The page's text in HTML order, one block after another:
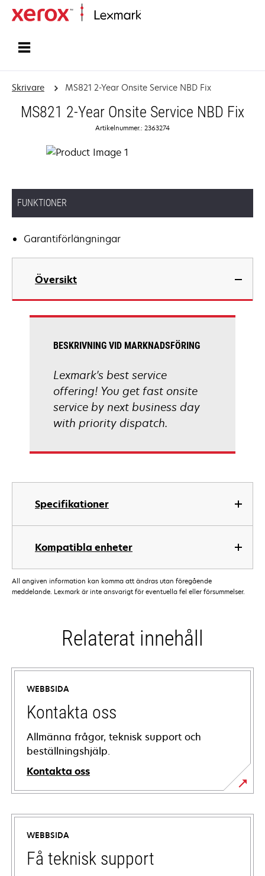
Skrivare MS821 2-Year Onsite Service NBD Fix
MS821 2-Year Onsite Service NBD Fix
Artikelnummer.: 2363274
FUNKTIONER
Garantiförlängningar
Översikt
Specifikationer
Kompatibla enheter
BESKRIVNING VID MARKNADSFÖRING
Lexmark's best service
offering! You get fast onsite
service by next business day
with priority dispatch.
All angiven information kan komma att ändras utan föregående
meddelande. Lexmark är inte ansvarigt för eventuella fel eller försummelser.
Relaterat innehåll
WEBBSIDA
Kontakta oss
Allmänna frågor, teknisk support och
beställningshjälp.
Kontakta oss
WEBBSIDA
Få teknisk support